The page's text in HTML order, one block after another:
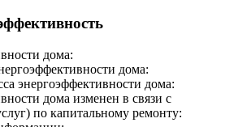
дома:
дома:
энергоэффективности дома:
дома изменен в связи с
по капитальному ремонту: